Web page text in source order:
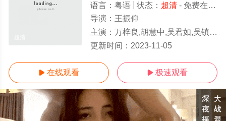
语言： 粤语 状态： 超清- 免费在线观看
导演： 王振仰
主演： 万梓良,胡慧中,吴君如,吴镇宇,吴家丽
更新时间： 2023-11-05
 在线观看  极速观看